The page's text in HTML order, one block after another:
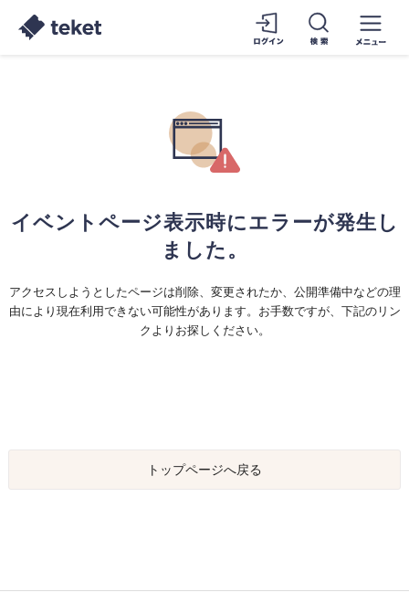
イベントページ表示時にエラーが発生し
ました。
アクセスしようとしたページは削除、変更されたか、公開準備中などの理
由により現在利用できない可能性があります。お手数ですが、下記のリン
クよりお探しください。
トップページへ戻る